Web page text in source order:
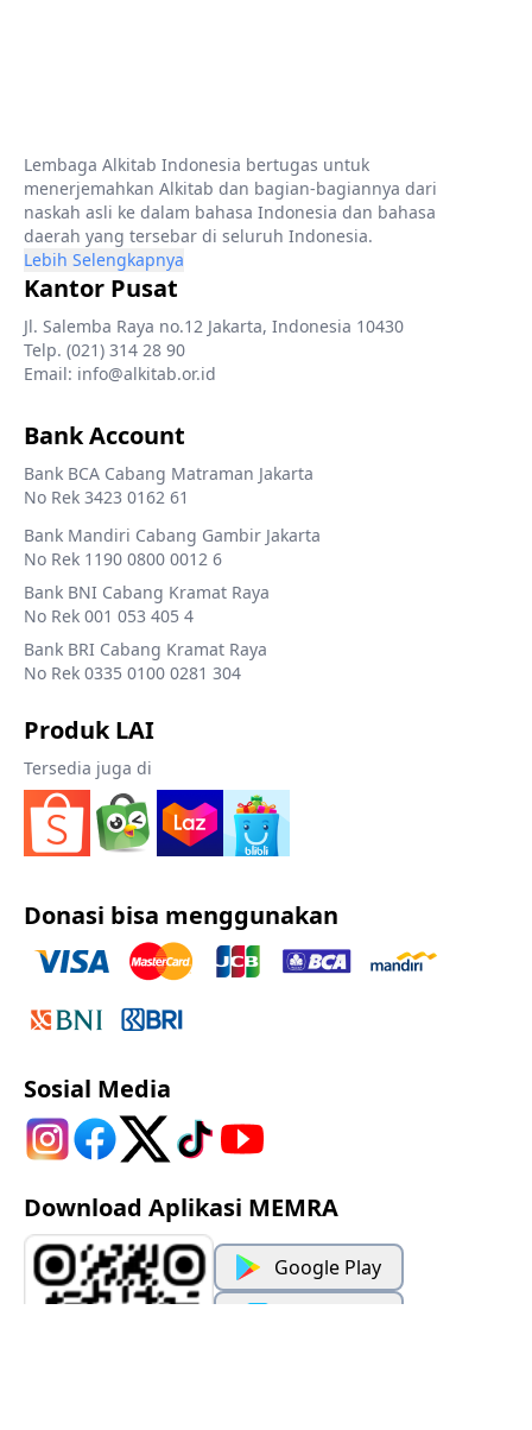
Lembaga Alkitab Indonesia bertugas untuk
menerjemahkan Alkitab dan bagian-bagiannya dari
naskah asli ke dalam bahasa Indonesia dan bahasa
daerah yang tersebar di seluruh Indonesia.
Lebih Selengkapnya
Kantor Pusat
Jl. Salemba Raya no.12 Jakarta, Indonesia 10430
Telp. (021) 314 28 90
Email: info@alkitab.or.id
Bank Account
Bank BCA Cabang Matraman Jakarta
No Rek 3423 0162 61
Bank Mandiri Cabang Gambir Jakarta
No Rek 1190 0800 0012 6
Bank BNI Cabang Kramat Raya
No Rek 001 053 405 4
Bank BRI Cabang Kramat Raya
No Rek 0335 0100 0281 304
Produk LAI
Tersedia juga di
Donasi bisa menggunakan
Sosial Media
Download Aplikasi MEMRA
Google Play